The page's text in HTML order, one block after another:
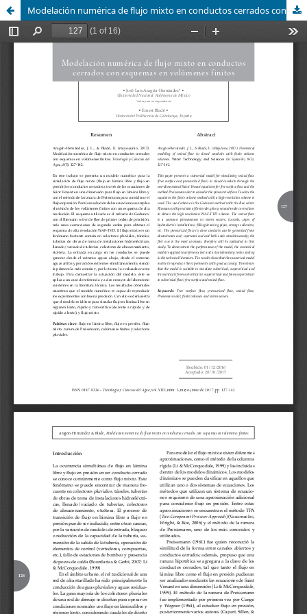
Modelación numérica de flujo mixto en conductos cerrados con esquemas en volúmenes finitos